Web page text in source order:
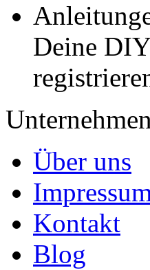
Deine
Unternehmen
Über uns
Kontakt
Blog